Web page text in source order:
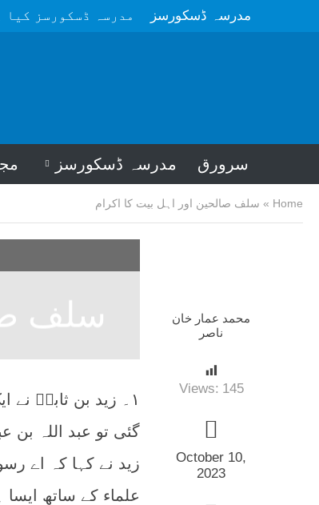
مدرسہ ڈسکورسز مدرسہ ڈسکورسز کیا
سرورق مدرسہ ڈسکورسز
Home
» سلف صالحین اور اہل بیت کا اکرام
محمد عمار خان
ناصر
Views: 145
October 10,
2023
سلف
۱۔ زید بن ثابتؓ
گئی تو عبد اللہ
زید نے کہا کہ اے
علماء کے ساتھ